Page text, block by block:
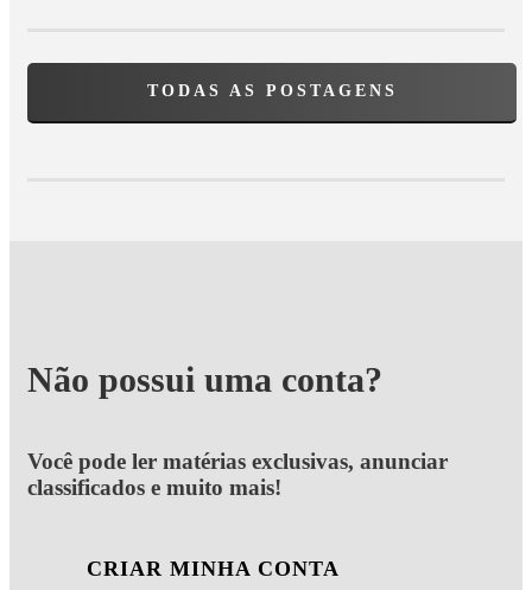
TODAS AS POSTAGENS
Não possui uma conta?
Você pode ler matérias exclusivas, anunciar
classificados e muito mais!
CRIAR MINHA CONTA